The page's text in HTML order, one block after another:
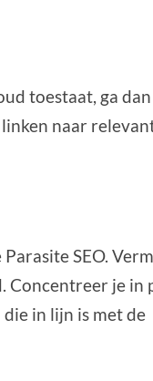
toestaat, ga
naar
SEO.
Concentreer je in
in lijn is met de